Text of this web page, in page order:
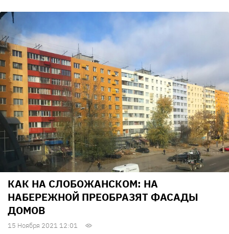
КАК НА СЛОБОЖАНСКОМ: НА
НАБЕРЕЖНОЙ ПРЕОБРАЗЯТ ФАСАДЫ
ДОМОВ
15 Ноября 2021 12:01